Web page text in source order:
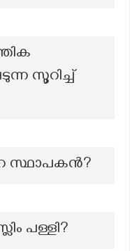
സൂറിച്ച്
സ്ഥാപകന്‍‍‍‍?
പള്ളി?